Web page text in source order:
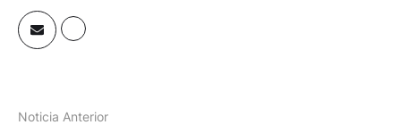
Noticia Anterior